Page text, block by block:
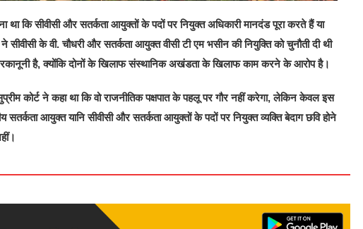
था कि सीवीसी और सतर्कता आयुक्तों के पदों पर नियुक्त अधिकारी मानदंड पूरा करते हैं या
के वी. चौधरी और सतर्कता आयुक्त वीसी टी एम भसीन की नियुक्ति को चुनौती दी थी
है, क्योंकि दोनों के खिलाफ संस्थानिक अखंडता के खिलाफ काम करने के आरोप है।
कोर्ट ने कहा था कि वो राजनीतिक पक्षपात के पहलू पर गौर नहीं करेगा, लेकिन केवल इस
सतर्कता आयुक्त यानि सीवीसी और सतर्कता आयुक्तों के पदों पर नियुक्त व्यक्ति बेदाग छवि होने